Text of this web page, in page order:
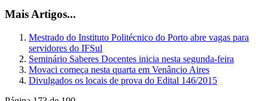
Mais Artigos...
Mestrado do Instituto Politécnico do Porto abre vagas para
servidores do IFSul
Seminário Saberes Docentes inicia nesta segunda-feira
Movaci começa nesta quarta em Venâncio Aires
Divulgados os locais de prova do Edital 146/2015